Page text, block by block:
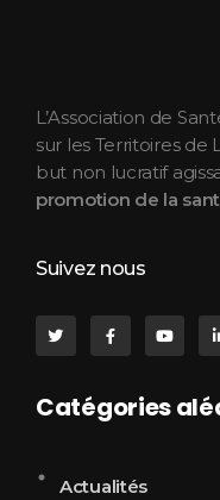
L’Association de
sur les Territoires de
but non lucratif
promotion de la
Suivez nous
Catégories
Actualités